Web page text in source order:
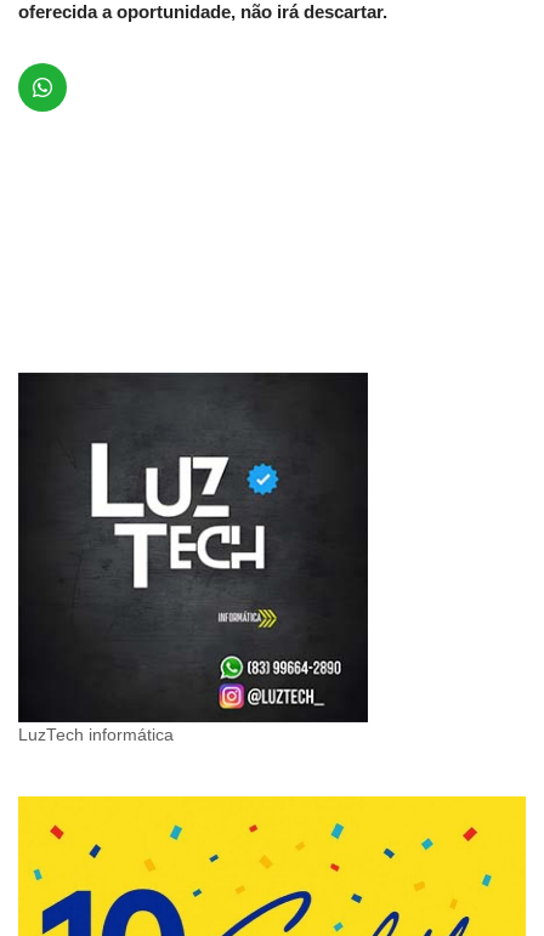
oferecida a oportunidade, não irá descartar.
LuzTech informática